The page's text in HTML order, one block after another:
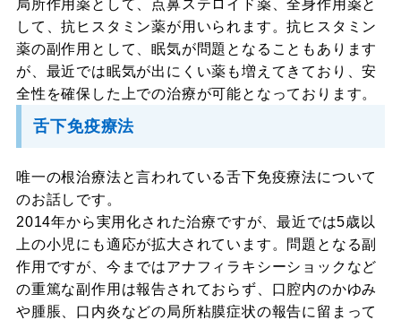
局所作用薬として、点鼻ステロイド薬、全身作用薬と
して、抗ヒスタミン薬が用いられます。抗ヒスタミン
薬の副作用として、眠気が問題となることもあります
が、最近では眠気が出にくい薬も増えてきており、安
全性を確保した上での治療が可能となっております。
舌下免疫療法
唯一の根治療法と言われている舌下免疫療法について
のお話しです。
2014年から実用化された治療ですが、最近では5歳以
上の小児にも適応が拡大されています。問題となる副
作用ですが、今まではアナフィラキシーショックなど
の重篤な副作用は報告されておらず、口腔内のかゆみ
や腫脹、口内炎などの局所粘膜症状の報告に留まって